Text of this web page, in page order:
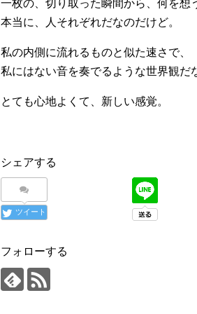
一枚の、切り取った瞬間から、何を想
本当に、人それぞれだなのだけど。
私の内側に流れるものと似た速さで、
私にはない音を奏でるような世界観だ
とても心地よくて、新しい感覚。
シェアする
ツイート
フォローする